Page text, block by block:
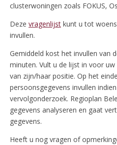
clusterwoningen zoals FOKUS,
Deze vragenlijst kunt u tot
invullen.
Gemiddeld kost het invullen van
minuten. Vult u de lijst in voor
van zijn/haar positie. Op het
persoonsgegevens invullen
vervolgonderzoek. Regioplan
gegevens analyseren en gaat
gegevens.
Heeft u nog vragen of